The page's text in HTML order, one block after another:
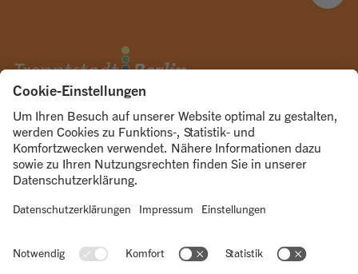
© 2026
ÜBER UNS UNSERE KANÄLE
RECHTLICHES